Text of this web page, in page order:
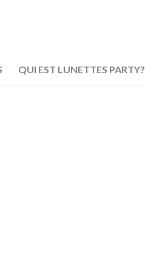
QUI EST LUNETTES PARTY?